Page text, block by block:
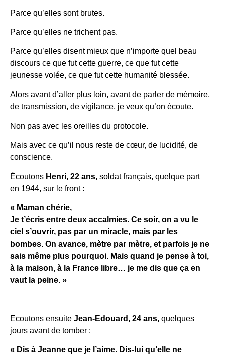
Parce qu’elles sont brutes.
Parce qu’elles ne trichent pas.
Parce qu’elles disent mieux que n’importe quel beau
discours ce que fut cette guerre, ce que fut cette
jeunesse volée, ce que fut cette humanité blessée.
Alors avant d’aller plus loin, avant de parler de mémoire,
de transmission, de vigilance, je veux qu’on écoute.
Non pas avec les oreilles du protocole.
Mais avec ce qu’il nous reste de cœur, de lucidité, de
conscience.
Écoutons Henri, 22 ans, soldat français, quelque part
en 1944, sur le front :
« Maman chérie,
Je t’écris entre deux accalmies. Ce soir, on a vu le
ciel s’ouvrir, pas par un miracle, mais par les
bombes. On avance, mètre par mètre, et parfois je ne
sais même plus pourquoi. Mais quand je pense à toi,
à la maison, à la France libre… je me dis que ça en
vaut la peine. »
Ecoutons ensuite Jean-Edouard, 24 ans, quelques
jours avant de tomber :
« Dis à Jeanne que je l’aime. Dis-lui qu’elle ne